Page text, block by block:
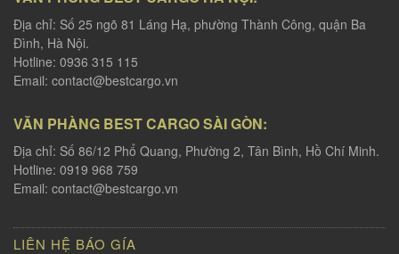
Địa chỉ: Số 25 ngõ 81 Láng Hạ, phường Thành Công, quận Ba
Đình, Hà Nội.
Hotline: 0936 315 115
Email: contact@bestcargo.vn
VĂN PHÀNG BEST CARGO SÀI GÒN:
Địa chỉ: Số 86/12 Phổ Quang, Phường 2, Tân Bình, Hồ Chí Minh.
Hotline: 0919 968 759
Email: contact@bestcargo.vn
LIÊN HỆ BÁO GÍA